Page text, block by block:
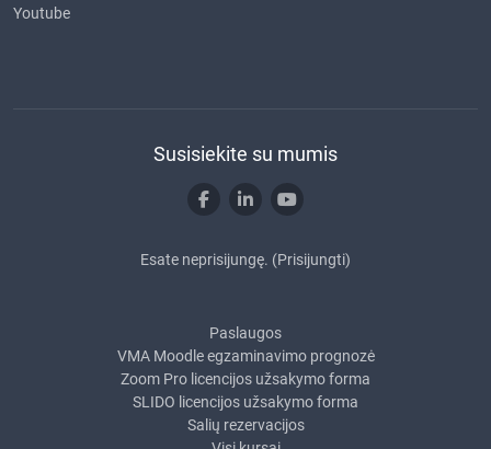
Youtube
Susisiekite su mumis
Esate neprisijungę. (Prisijungti)
Paslaugos
VMA Moodle egzaminavimo prognozė
Zoom Pro licencijos užsakymo forma
SLIDO licencijos užsakymo forma
Salių rezervacijos